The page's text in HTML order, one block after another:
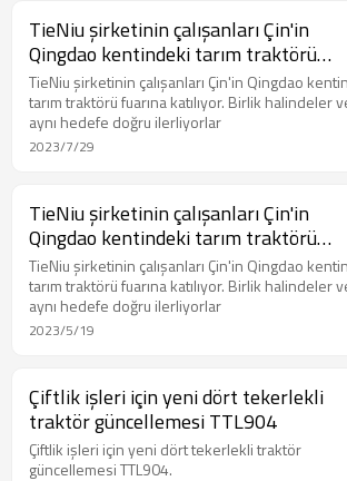
TieNiu şirketinin çalışanları Çin'in
Qingdao kentindeki tarım traktörü
fuarına katıldı
TieNiu şirketinin çalışanları Çin'in Qingdao
tarım traktörü fuarına katılıyor. Birlik halindeler
aynı hedefe doğru ilerliyorlar
2023/7/29
TieNiu şirketinin çalışanları Çin'in
Qingdao kentindeki tarım traktörü
fuarına katıldı
TieNiu şirketinin çalışanları Çin'in Qingdao
tarım traktörü fuarına katılıyor. Birlik halindeler
aynı hedefe doğru ilerliyorlar
2023/5/19
Çiftlik işleri için yeni dört tekerlekli
traktör güncellemesi TTL904
Çiftlik işleri için yeni dört tekerlekli traktör
güncellemesi TTL904.